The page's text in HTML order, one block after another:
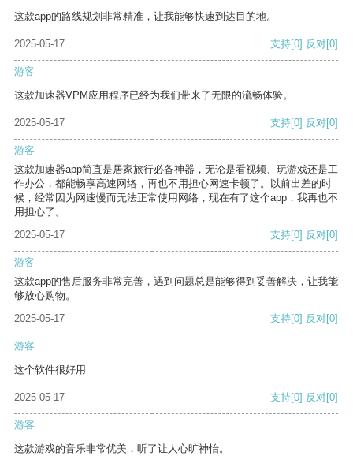
这款app的路线规划非常精准，让我能够快速到达目的地。
2025-05-17 支持[0] 反对[0]
游客
这款加速器VPM应用程序已经为我们带来了无限的流畅体验。
2025-05-17 支持[0] 反对[0]
游客
这款加速器app简直是居家旅行必备神器，无论是看视频、玩游戏还是工
作办公，都能畅享高速网络，再也不用担心网速卡顿了。以前出差的时
候，经常因为网速慢而无法正常使用网络，现在有了这个app，我再也不
用担心了。
2025-05-17
支持[0] 反对[0]
游客
这款app的售后服务非常完善，遇到问题总是能够得到妥善解决，让我能
够放心购物。
2025-05-17
支持[0] 反对[0]
游客
这个软件很好用
2025-05-17 支持[0] 反对[0]
游客
这款游戏的音乐非常优美，听了让人心旷神怡。